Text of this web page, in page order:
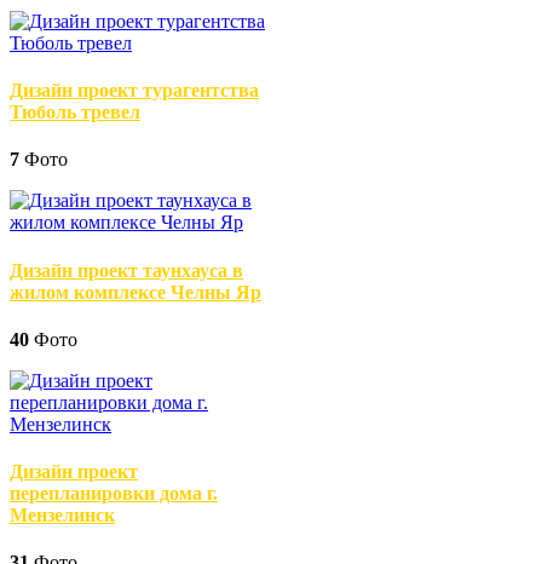
Дизайн проект турагентства
Тюболь тревел
7 Фото
Дизайн проект таунхауса в
жилом комплексе Челны Яр
40 Фото
Дизайн проект
перепланировки дома г.
Мензелинск